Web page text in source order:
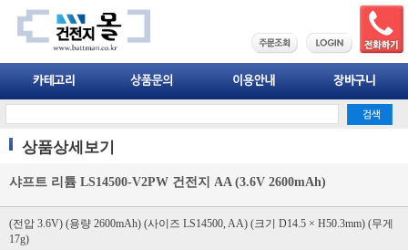
상품상세보기
샤프트 리튬 LS14500-V2PW 건전지 AA (3.6V 2600mAh)
(전압 3.6V) (용량 2600mAh) (사이즈 LS14500, AA) (크기 D14.5 × H50.3mm) (무게
17g)